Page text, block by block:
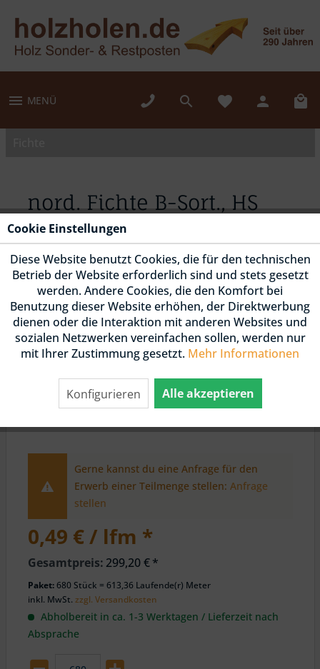
MENÜ
nord. Fichte B-Sort., HS
305, geh. Latte mit 4
Rundungen R5
Gerne kannst du eine Anfrage für den
Erwerb einer Teilmenge stellen:Anfrage
stellen
0,49 € / lfm *
Gesamtpreis: 299,20€ *
Paket:680 Stück = 613,36 Laufende(r) Meter
inkl. MwSt. zzgl. Versandkosten
Abholbereit in ca. 1-3 Werktagen / Lieferzeit nach
Absprache
Cookie Einstellungen
Diese Website benutzt Cookies, die für den technischen
Betrieb der Website erforderlich sind und stets gesetzt
werden. Andere Cookies, die den Komfort bei
Benutzung dieser Website erhöhen, der Direktwerbung
dienen oder die Interaktion mit anderen Websites und
sozialen Netzwerken vereinfachen sollen, werden nur
mit Ihrer Zustimmung gesetzt. Mehr Informationen
Alle akzeptieren
Konfigurieren